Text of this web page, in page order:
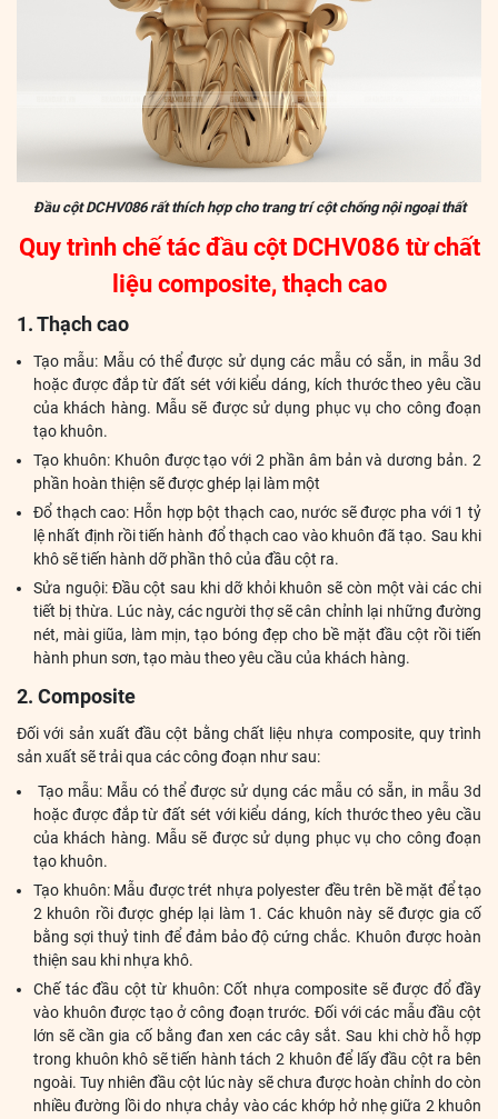
Đầu cột DCHV086 rất thích hợp cho trang trí cột chống nội ngoại thất
Quy trình chế tác đầu cột DCHV086 từ chất
liệu composite, thạch cao
1. Thạch cao
Tạo mẫu: Mẫu có thể được sử dụng các mẫu có sẵn, in mẫu 3d
hoặc được đắp từ đất sét với kiểu dáng, kích thước theo yêu cầu
của khách hàng. Mẫu sẽ được sử dụng phục vụ cho công đoạn
tạo khuôn.
Tạo khuôn: Khuôn được tạo với 2 phần âm bản và dương bản. 2
phần hoàn thiện sẽ được ghép lại làm một
Đổ thạch cao: Hỗn hợp bột thạch cao, nước sẽ được pha với 1 tỷ
lệ nhất định rồi tiến hành đổ thạch cao vào khuôn đã tạo. Sau khi
khô sẽ tiến hành dỡ phần thô của đầu cột ra.
Sửa nguội: Đầu cột sau khi dỡ khỏi khuôn sẽ còn một vài các chi
tiết bị thừa. Lúc này, các người thợ sẽ cân chỉnh lại những đường
nét, mài giũa, làm mịn, tạo bóng đẹp cho bề mặt đầu cột rồi tiến
hành phun sơn, tạo màu theo yêu cầu của khách hàng.
2. Composite
Đối với sản xuất đầu cột bằng chất liệu nhựa composite, quy trình
sản xuất sẽ trải qua các công đoạn như sau:
Tạo mẫu: Mẫu có thể được sử dụng các mẫu có sẵn, in mẫu 3d
hoặc được đắp từ đất sét với kiểu dáng, kích thước theo yêu cầu
của khách hàng. Mẫu sẽ được sử dụng phục vụ cho công đoạn
tạo khuôn.
Tạo khuôn: Mẫu được trét nhựa polyester đều trên bề mặt để tạo
2 khuôn rồi được ghép lại làm 1. Các khuôn này sẽ được gia cố
bằng sợi thuỷ tinh để đảm bảo độ cứng chắc. Khuôn được hoàn
thiện sau khi nhựa khô.
Chế tác đầu cột từ khuôn: Cốt nhựa composite sẽ được đổ đầy
vào khuôn được tạo ở công đoạn trước. Đối với các mẫu đầu cột
lớn sẽ cần gia cố bằng đan xen các cây sắt. Sau khi chờ hỗ hợp
trong khuôn khô sẽ tiến hành tách 2 khuôn để lấy đầu cột ra bên
ngoài. Tuy nhiên đầu cột lúc này sẽ chưa được hoàn chỉnh do còn
nhiều đường lồi do nhựa chảy vào các khớp hở nhẹ giữa 2 khuôn